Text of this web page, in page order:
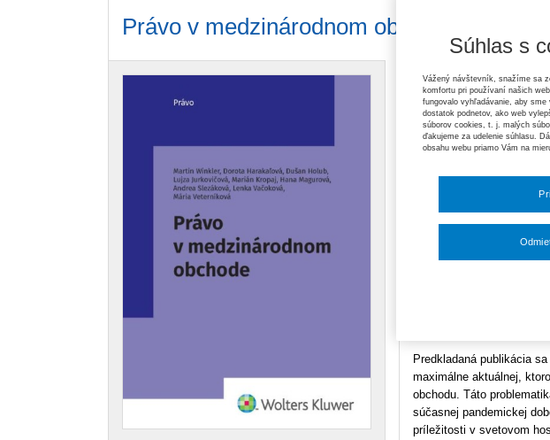
Dane a účtovníctvo
ASPI Akadémia
Zákon o priestupkoch –
Helena Spišiaková
79,80 €
Ochrana základných práv
Tomáš Ľalík, Ján Svák,
26,40 €
Pracovné právo v
33,60 €
Právo v medzinárodnom obchode
Vydavateľ
Autor
Typ publikácie
A5
Predkladaná publikácia
maximálne aktuálnej,
obchodu. Táto
súčasnej pandemickej
príležitosti v svetovom
Súhlas s
Vážený návštevník, snažíme sa
komfortu pri používaní našich
fungovalo vyhľadávanie, aby sme
dostatok podnetov, ako web
súborov cookies, t. j. malých
ďakujeme za udelenie súhlasu.
obsahu webu priamo Vám na